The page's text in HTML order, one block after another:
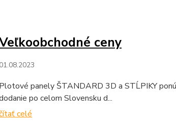
ceny
01.08.2023
Plotové panely ŠTANDARD 3D a STĹPIKY
po celom Slovensku d...
celé